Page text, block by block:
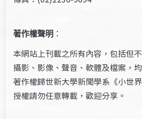
著作權聲明 ：
本網站上刊載之所有內容，包括但
攝影、影像、聲音、軟體及檔案，
著作權歸世新大學新聞學系《小世
授權請勿任意轉載，歡迎分享。